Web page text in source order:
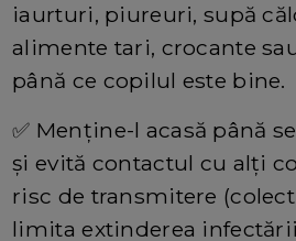
iaurturi, piureuri, supă
alimente tari, crocante
până ce copilul este bine.
✅ Menţine-l acasă până
şi evită contactul cu alţi
risc de transmitere
limita extinderea